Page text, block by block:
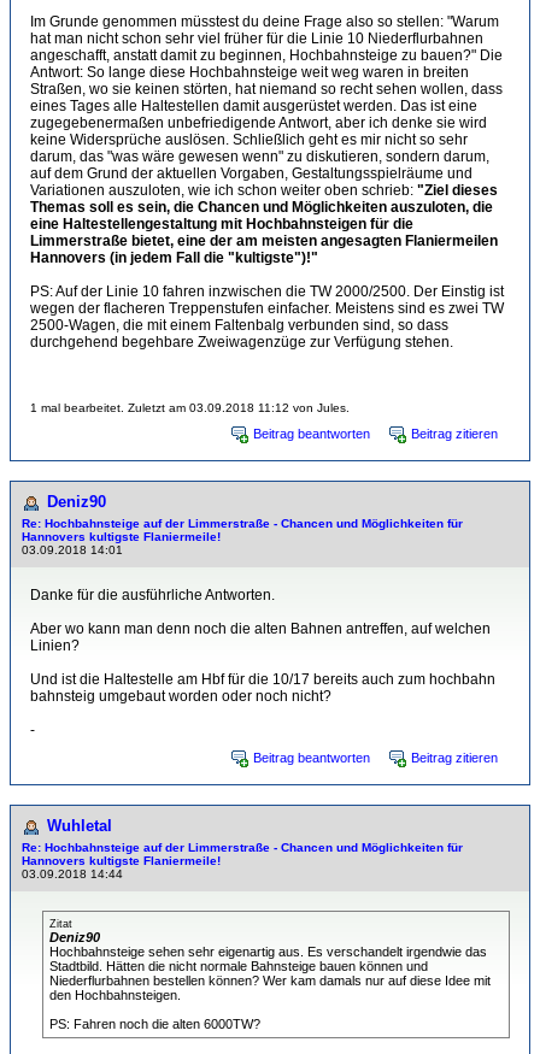
Im Grunde genommen müsstest du deine Frage also so stellen: "Warum
hat man nicht schon sehr viel früher für die Linie 10 Niederflurbahnen
angeschafft, anstatt damit zu beginnen, Hochbahnsteige zu bauen?" Die
Antwort: So lange diese Hochbahnsteige weit weg waren in breiten
Straßen, wo sie keinen störten, hat niemand so recht sehen wollen, dass
eines Tages alle Haltestellen damit ausgerüstet werden. Das ist eine
zugegebenermaßen unbefriedigende Antwort, aber ich denke sie wird
keine Widersprüche auslösen. Schließlich geht es mir nicht so sehr
darum, das "was wäre gewesen wenn" zu diskutieren, sondern darum,
auf dem Grund der aktuellen Vorgaben, Gestaltungsspielräume und
Variationen auszuloten, wie ich schon weiter oben schrieb: "Ziel dieses
Themas soll es sein, die Chancen und Möglichkeiten auszuloten, die
eine Haltestellengestaltung mit Hochbahnsteigen für die
Limmerstraße bietet, eine der am meisten angesagten Flaniermeilen
Hannovers (in jedem Fall die "kultigste")!"
PS: Auf der Linie 10 fahren inzwischen die TW 2000/2500. Der Einstig ist
wegen der flacheren Treppenstufen einfacher. Meistens sind es zwei TW
2500-Wagen, die mit einem Faltenbalg verbunden sind, so dass
durchgehend begehbare Zweiwagenzüge zur Verfügung stehen.
1 mal bearbeitet. Zuletzt am 03.09.2018 11:12 von Jules.
Beitrag beantworten Beitrag zitieren
Deniz90
Re: Hochbahnsteige auf der Limmerstraße - Chancen und Möglichkeiten für
Hannovers kultigste Flaniermeile!
03.09.2018 14:01
Danke für die ausführliche Antworten.
Aber wo kann man denn noch die alten Bahnen antreffen, auf welchen
Linien?
Und ist die Haltestelle am Hbf für die 10/17 bereits auch zum hochbahn
bahnsteig umgebaut worden oder noch nicht?
-
Beitrag beantworten Beitrag zitieren
Wuhletal
Re: Hochbahnsteige auf der Limmerstraße - Chancen und Möglichkeiten für
Hannovers kultigste Flaniermeile!
03.09.2018 14:44
Zitat
Deniz90
Hochbahnsteige sehen sehr eigenartig aus. Es verschandelt irgendwie das
Stadtbild. Hätten die nicht normale Bahnsteige bauen können und
Niederflurbahnen bestellen können? Wer kam damals nur auf diese Idee mit
den Hochbahnsteigen.
PS: Fahren noch die alten 6000TW?